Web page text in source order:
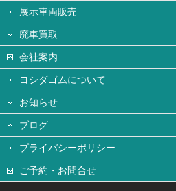
展示車両販売
廃車買取
会社案内
ヨシダゴムについて
お知らせ
ブログ
プライバシーポリシー
ご予約・お問合せ